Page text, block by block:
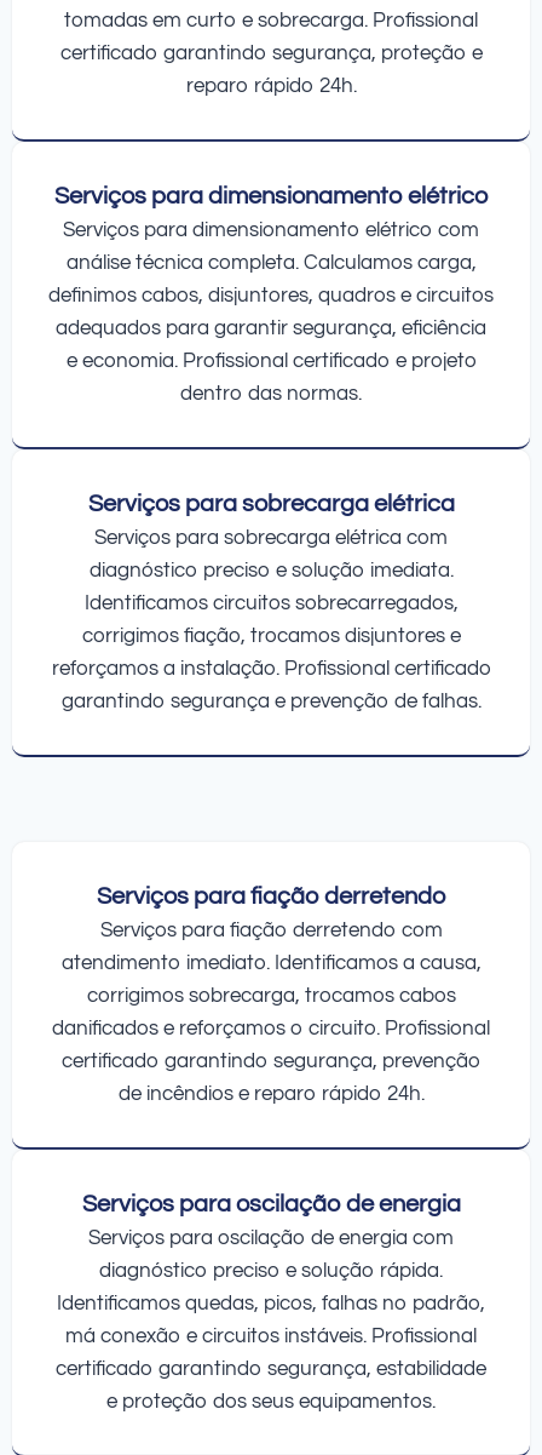
tomadas em curto e sobrecarga. Profissional
certificado garantindo segurança, proteção e
reparo rápido 24h.
Serviços para dimensionamento elétrico
Serviços para dimensionamento elétrico com
análise técnica completa. Calculamos carga,
definimos cabos, disjuntores, quadros e circuitos
adequados para garantir segurança, eficiência
e economia. Profissional certificado e projeto
dentro das normas.
Serviços para sobrecarga elétrica
Serviços para sobrecarga elétrica com
diagnóstico preciso e solução imediata.
Identificamos circuitos sobrecarregados,
corrigimos fiação, trocamos disjuntores e
reforçamos a instalação. Profissional certificado
garantindo segurança e prevenção de falhas.
Serviços para fiação derretendo
Serviços para fiação derretendo com
atendimento imediato. Identificamos a causa,
corrigimos sobrecarga, trocamos cabos
danificados e reforçamos o circuito. Profissional
certificado garantindo segurança, prevenção
de incêndios e reparo rápido 24h.
Serviços para oscilação de energia
Serviços para oscilação de energia com
diagnóstico preciso e solução rápida.
Identificamos quedas, picos, falhas no padrão,
má conexão e circuitos instáveis. Profissional
certificado garantindo segurança, estabilidade
e proteção dos seus equipamentos.